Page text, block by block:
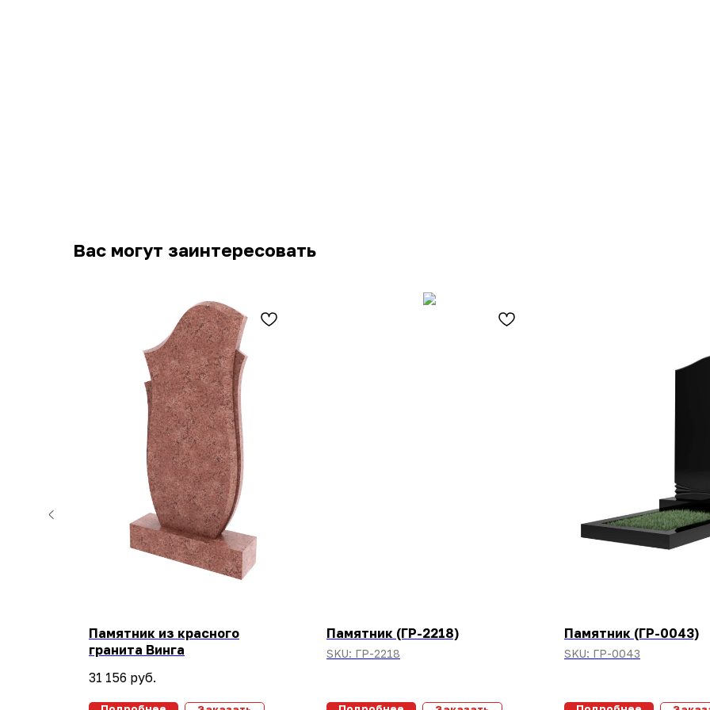
Вас могут заинтересовать
Памятник из красного
гранита Винга
31 156 руб.
Памятник (ГР-2218)
SKU: ГР-2218
Памятник (ГР-0043)
SKU: ГР-0043